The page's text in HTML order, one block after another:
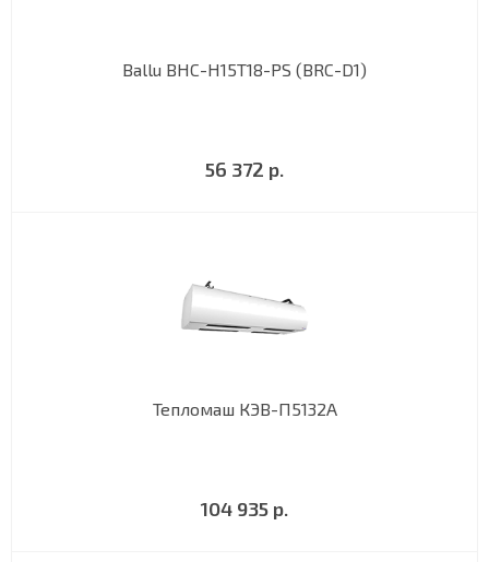
Ballu BHC-H15T18-PS (BRC-D1)
56 372 р.
Тепломаш КЭВ-П5132А
104 935 р.